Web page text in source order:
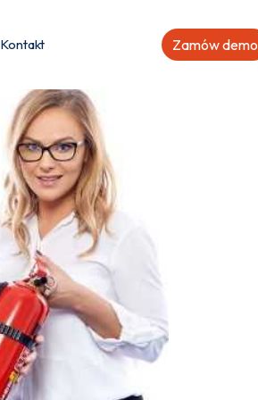
Kontakt Zamów demo